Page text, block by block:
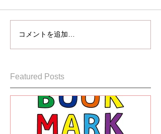
コメントを追加…
Featured Posts